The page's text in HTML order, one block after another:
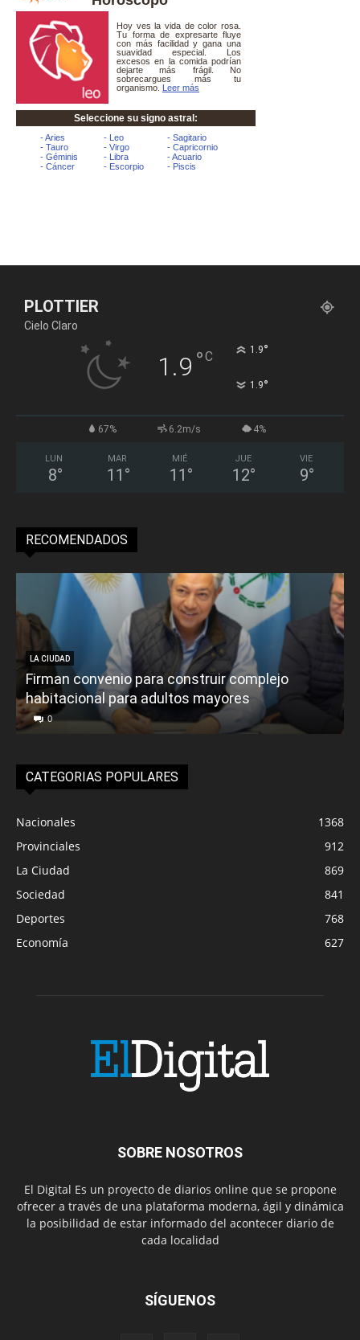
PLOTTIER
Cielo Claro
1.9 °C 1.9°
1.9°
67% 6.2m/s 4%
LUN
8°
MAR
11 °
MIÉ
11 °
JUE
12°
VIE
9°
RECOMENDADOS
LA CIUDAD
Firman convenio para construir complejo
habitacional para adultos mayores
0
CATEGORIAS POPULARES
Nacionales
1368
Provinciales
912
La Ciudad
869
Sociedad
841
Deportes
768
Economía
627
SOBRE NOSOTROS
El Digital Es un proyecto de diarios online que se propone
ofrecer a través de una plataforma moderna, ágil y dinámica
la posibilidad de estar informado del acontecer diario de
cada localidad
SÍGUENOS